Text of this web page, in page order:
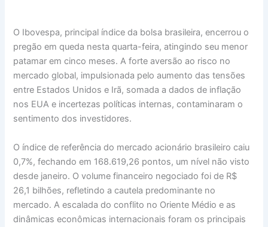
O Ibovespa, principal índice da bolsa brasileira, encerrou o
pregão em queda nesta quarta-feira, atingindo seu menor
patamar em cinco meses. A forte aversão ao risco no
mercado global, impulsionada pelo aumento das tensões
entre Estados Unidos e Irã, somada a dados de inflação
nos EUA e incertezas políticas internas, contaminaram o
sentimento dos investidores.
O índice de referência do mercado acionário brasileiro caiu
0,7%, fechando em 168.619,26 pontos, um nível não visto
desde janeiro. O volume financeiro negociado foi de R$
26,1 bilhões, refletindo a cautela predominante no
mercado. A escalada do conflito no Oriente Médio e as
dinâmicas econômicas internacionais foram os principais